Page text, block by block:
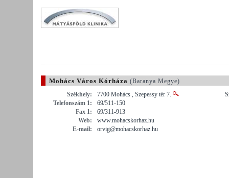
Mohács Város Kórháza (Baranya Megye)
Székhely:
7700 Mohács , Szepessy tér 7.
Telefonszám 1:
69/511-150
Fax 1:
69/311-913
Web:
www.mohacskorhaz.hu
E-mail:
orvig@mohacskorhaz.hu